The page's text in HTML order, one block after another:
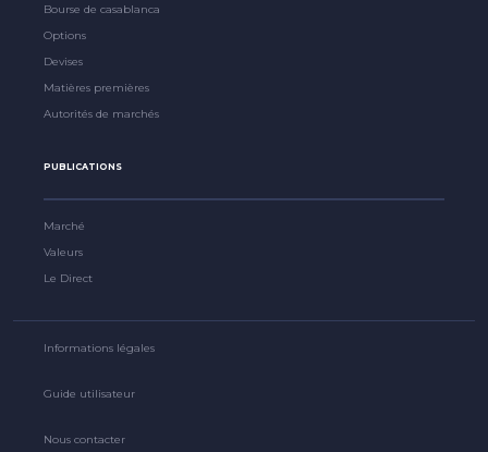
Bourse de casablanca
Options
Devises
Matières premières
Autorités de marchés
PUBLICATIONS
Marché
Valeurs
Le Direct
Informations légales
Guide utilisateur
Nous contacter